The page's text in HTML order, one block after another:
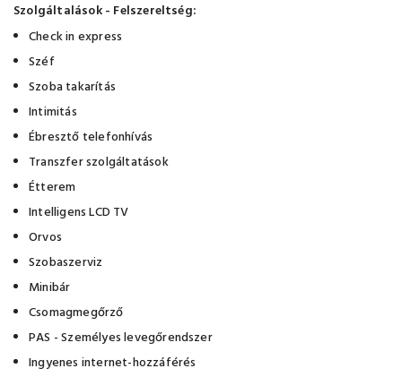
Szolgáltalások - Felszereltség:
Check in express
Széf
Szoba takarítás
Intimitás
Ébresztő telefonhívás
Transzfer szolgáltatások
Étterem
Intelligens LCD TV
Orvos
Szobaszerviz
Minibár
Csomagmegőrző
PAS - Személyes levegőrendszer
Ingyenes internet-hozzáférés